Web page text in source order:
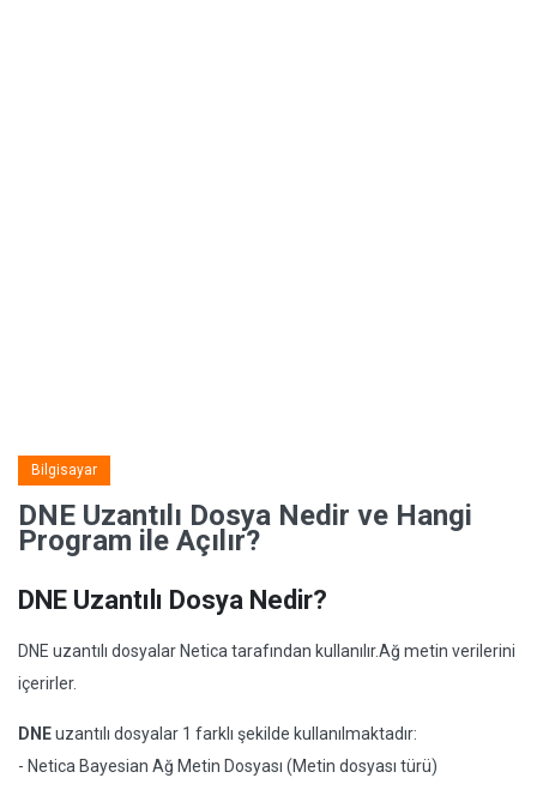
Bilgisayar
DNE Uzantılı Dosya Nedir ve Hangi
Program ile Açılır?
DNE Uzantılı Dosya Nedir?
DNE uzantılı dosyalar Netica tarafından kullanılır.Ağ metin verilerini
içerirler.
DNEuzantılı dosyalar 1 farklı şekilde kullanılmaktadır:
- Netica Bayesian Ağ Metin Dosyası (Metin dosyası türü)